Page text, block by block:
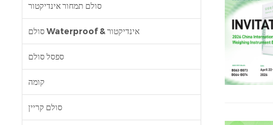
סולם תמחור אינדיקטור
סולם Waterproof & אינדיקטור
ספסל סולם
קומה
סולם קריין